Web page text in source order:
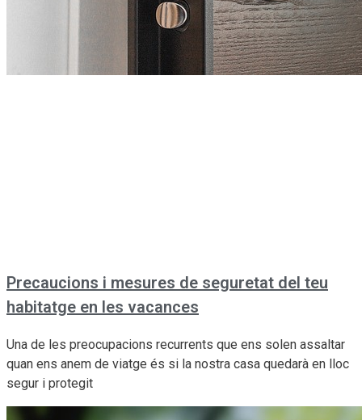
Precaucions i mesures de seguretat del teu
habitatge en les vacances
Una de les preocupacions recurrents que ens solen assaltar
quan ens anem de viatge és si la nostra casa quedarà en lloc
segur i protegit